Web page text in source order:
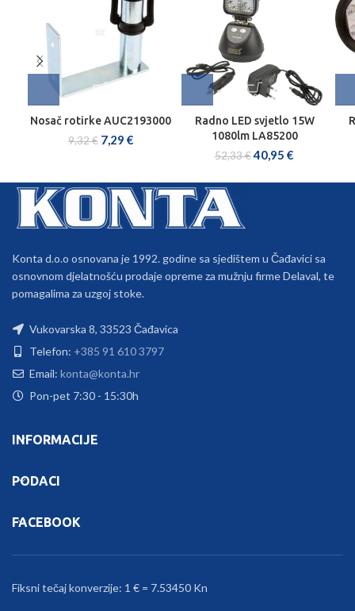
Nosač rotirke AUC2193000
9,32€ 7,29 €
Radno LED svjetlo 15W
1080lm LA85200
52,33€40,95 €
Konta d.o.o osnovana je 1992. godine sa sjedištem u Čađavici sa
osnovnom djelatnošću prodaje opreme za mužnju firme Delaval, te
pomagalima za uzgoj stoke.
Vukovarska 8, 33523 Čađavica
Telefon: +385 91 610 3797
Email: konta@konta.hr
Pon-pet 7:30 - 15:30h
INFORMACIJE
PODACI
FACEBOOK
Fiksni tečaj konverzije: 1 € = 7.53450 Kn